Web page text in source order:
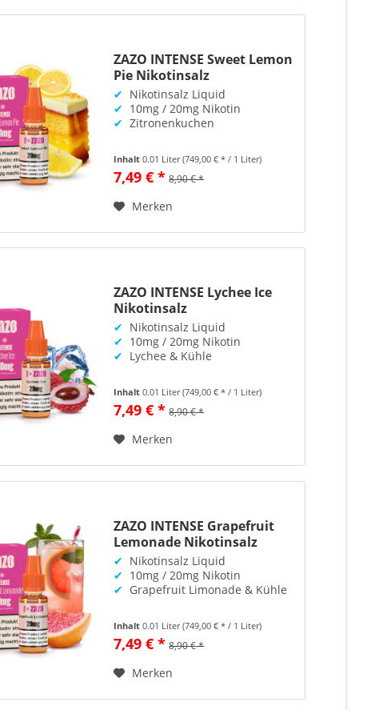
ZAZO INTENSE Sweet Lemon
Pie Nikotinsalz
✔ Nikotinsalz Liquid
✔ 10mg / 20mg Nikotin
✔ Zitronenkuchen
Inhalt0.01 Liter(749,00 € * / 1 Liter)
7,49 € * 8,90 € *
Merken
ZAZO INTENSE Lychee Ice
Nikotinsalz
✔ Nikotinsalz Liquid
✔ 10mg / 20mg Nikotin
✔ Lychee & Kühle
Inhalt0.01 Liter(749,00 € * / 1 Liter)
7,49 € * 8,90 € *
Merken
ZAZO INTENSE Grapefruit
Lemonade Nikotinsalz
✔ Nikotinsalz Liquid
✔ 10mg / 20mg Nikotin
✔ Grapefruit Limonade & Kühle
Inhalt0.01 Liter(749,00 € * / 1 Liter)
7,49 € * 8,90 € *
Merken